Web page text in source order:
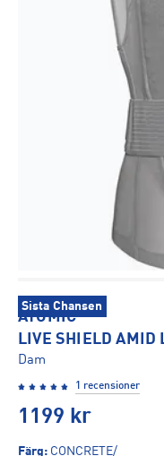
Sista Chansen
ATOMIC
LIVE SHIELD AMID
Dam
1 recensioner
1199 kr
Färg: CONCRETE/